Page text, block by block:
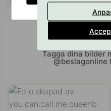
Tagga dina bilder